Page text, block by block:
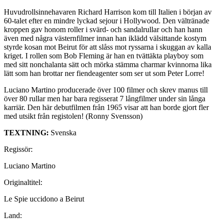
Huvudrollsinnehavaren Richard Harrison kom till Italien i början av
60-talet efter en mindre lyckad sejour i Hollywood. Den vältränade
kroppen gav honom roller i svärd- och sandalrullar och han hann
även med några västernfilmer innan han iklädd välsittande kostym
styrde kosan mot Beirut för att slåss mot ryssarna i skuggan av kalla
kriget. I rollen som Bob Fleming är han en tvättäkta playboy som
med sitt nonchalanta sätt och mörka stämma charmar kvinnorna lika
lätt som han brottar ner fiendeagenter som ser ut som Peter Lorre!
Luciano Martino producerade över 100 filmer och skrev manus till
över 80 rullar men har bara regisserat 7 långfilmer under sin långa
karriär. Den här debutfilmen från 1965 visar att han borde gjort fler
med utsikt från registolen! (Ronny Svensson)
TEXTNING: Svenska
Regissör:
Luciano Martino
Originaltitel:
Le Spie uccidono a Beirut
Land: